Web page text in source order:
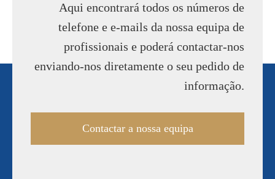
Aqui encontrará todos os números de
telefone e e-mails da nossa equipa de
profissionais e poderá contactar-nos
enviando-nos diretamente o seu pedido de
informação.
Contactar a nossa equipa